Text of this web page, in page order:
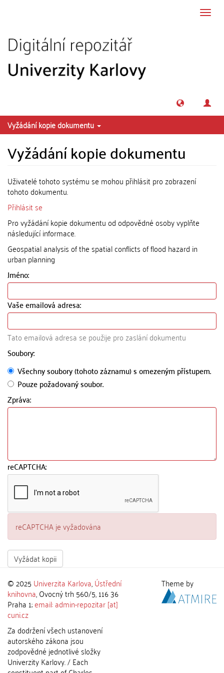
Vyžádání kopie dokumentu
Vyžádání kopie dokumentu
Uživatelé tohoto systému se mohou přihlásit pro zobrazení
tohoto dokumentu.
Přihlásit se
Pro vyžádání kopie dokumentu od odpovědné osoby vyplňte
následující informace.
Geospatial analysis of the spatial conflicts of flood hazard in
urban planning
Jméno:
Vaše emailová adresa:
Tato emailová adresa se použije pro zaslání dokumentu
Soubory:
Všechny soubory (tohoto záznamu) s omezeným přístupem.
Pouze požadovaný soubor.
Zpráva:
reCAPTCHA:
reCAPTCHA je vyžadována
Vyžádat kopii
© 2025 Univerzita Karlova,Ústřední
knihovna, Ovocný trh 560/5, 116 36
Praha 1;email: admin-repozitar [at]
cuni.cz
Za dodržení všech ustanovení
autorského zákona jsou
zodpovědné jednotlivé složky
Univerzity Karlovy. / Each
Theme by